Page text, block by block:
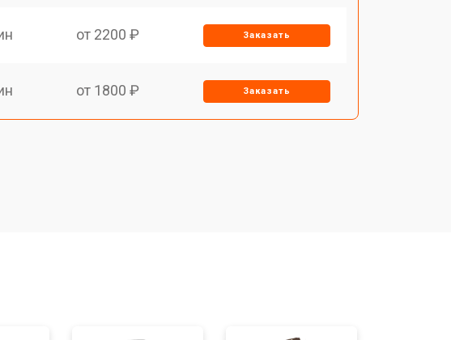
от 2200 ₽ Заказать
от 1800 ₽ Заказать